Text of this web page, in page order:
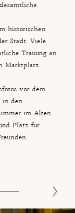
historischen
Stadt. Viele
Trauung an
Marktplatz
vor dem
in den
im Alten
Platz für